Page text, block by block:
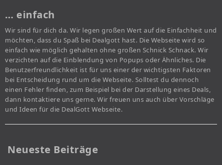
… einfach
Wir sind für dich da. Wir legen großen Wert auf die Einfachheit und
möchten, dass du Spaß bei Dealgott hast. Die Webseite wird so
einfach wie möglich gehalten ohne großen Schnick Schnack. Wir
verzichten auf die Einblendung von Popups oder Ähnliches. Die
Benutzerfreundlichkeit ist für uns einer der wichtigsten Faktoren
bei Entscheidung rund um die Webseite. Solltest du dennoch
einen Fehler finden, zum Beispiel bei der Darstellung eines Deals,
dann kontaktiere uns gerne. Wir freuen uns auch über Vorschläge
und Ideen für die DealGott Webseite.
Neueste Beiträge